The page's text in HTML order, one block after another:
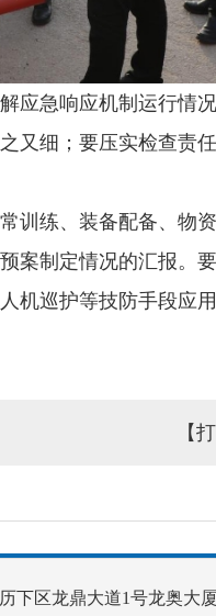
应急响应机制运行情
又细；要压实检查责
训练、装备配备、物
案制定情况的汇报。
机巡护等技防手段应
【
下区龙鼎大道1号龙奥大